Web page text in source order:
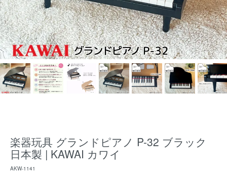
楽器玩具 グランドピアノ P-32 ブラック
日本製 | KAWAI カワイ
AKW-1141